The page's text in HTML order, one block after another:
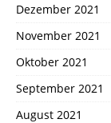
Dezember 2021
November 2021
Oktober 2021
September 2021
August 2021